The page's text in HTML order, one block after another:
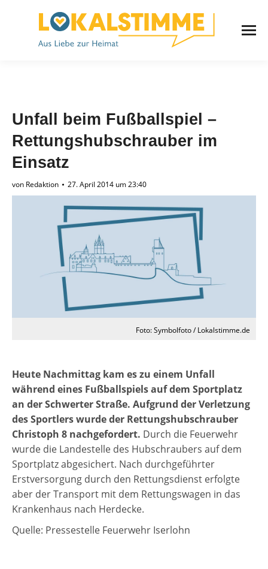
Unfall beim Fußballspiel –
Rettungshubschrauber im
Einsatz
von Redaktion 27. April 2014 um 23:40
Foto: Symbolfoto / Lokalstimme.de
Heute Nachmittag kam es zu einem Unfall
während eines Fußballspiels auf dem Sportplatz
an der Schwerter Straße. Aufgrund der Verletzung
des Sportlers wurde der Rettungshubschrauber
Christoph 8 nachgefordert. Durch die Feuerwehr
wurde die Landestelle des Hubschraubers auf dem
Sportplatz abgesichert. Nach durchgeführter
Erstversorgung durch den Rettungsdienst erfolgte
aber der Transport mit dem Rettungswagen in das
Krankenhaus nach Herdecke.
Quelle: Pressestelle Feuerwehr Iserlohn